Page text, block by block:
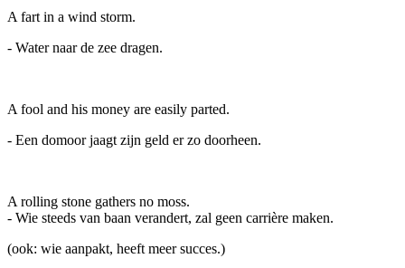
A fart in a wind storm.
- Water naar de zee dragen.
A fool and his money are easily parted.
- Een domoor jaagt zijn geld er zo doorheen.
A rolling stone gathers no moss.
- Wie steeds van baan verandert, zal geen carrière maken.
(ook: wie aanpakt, heeft meer succes.)